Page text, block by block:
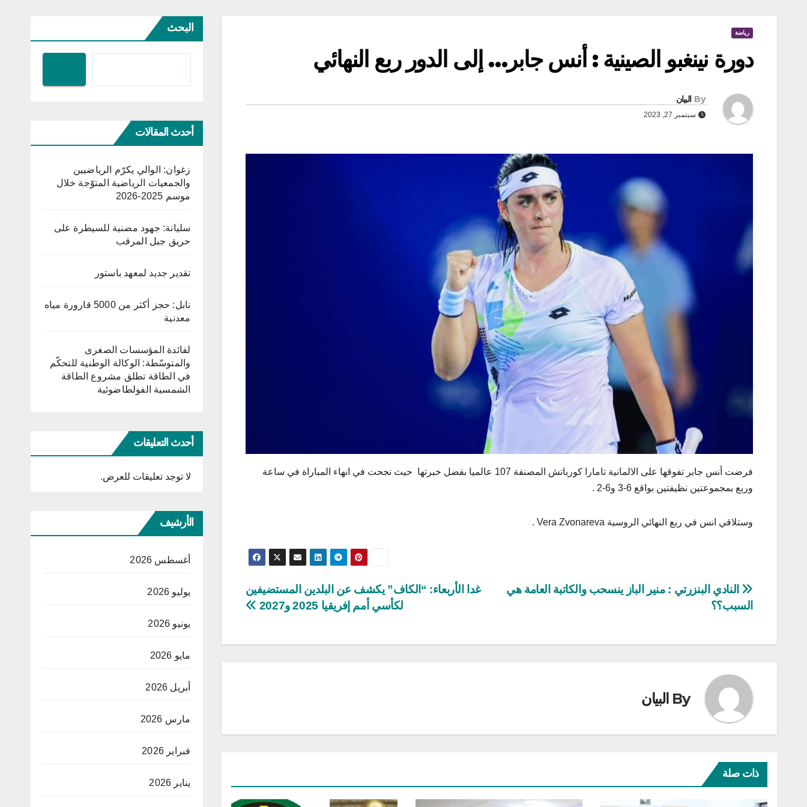
رياضة
دورة نينغبو الصينية : أنس جابر… إلى الدور ربع النهائي
By البيان
سبتمبر 27, 2023
فرضت أنس جابر تفوقها على الالمانية تامارا كورباتش المصنفة 107 عالميا بفضل خبرتها حيث نجحت في انهاء المباراة في ساعة
وربع بمجموعتين نظيفتين بواقع 6-3 و6-2 .
وستلاقي انس في ربع النهائي الروسية Vera Zvonareva .
تصفّح
المقالات
غدا الأربعاء: “الكاف” يكشف عن البلدين المستضيفين
لكأسي أمم إفريقيا 2025 و2027
النادي البنزرتي : منير الباز ينسحب والكاتبة العامة هي
السبب؟؟
By البيان
ذات صلة
البحث
أحدث المقالات
زغوان: الوالي يكرّم الرياضيين
والجمعيات الرياضية المتوّجة خلال
موسم 2025-2026
سليانة: جهود مضنية للسيطرة على
حريق جبل المرقب
تقدير جديد لمعهد باستور
نابل: حجز أكثر من 5000 قارورة مياه
معدنية
لفائدة المؤسسات الصغرى
والمتوسّطة: الوكالة الوطنية للتحكّم
في الطاقة تطلق مشروع الطاقة
الشمسية الفولطاضوئية
أحدث التعليقات
لا توجد تعليقات للعرض.
الأرشيف
أغسطس 2026
يوليو 2026
يونيو 2026
مايو 2026
أبريل 2026
مارس 2026
فبراير 2026
يناير 2026